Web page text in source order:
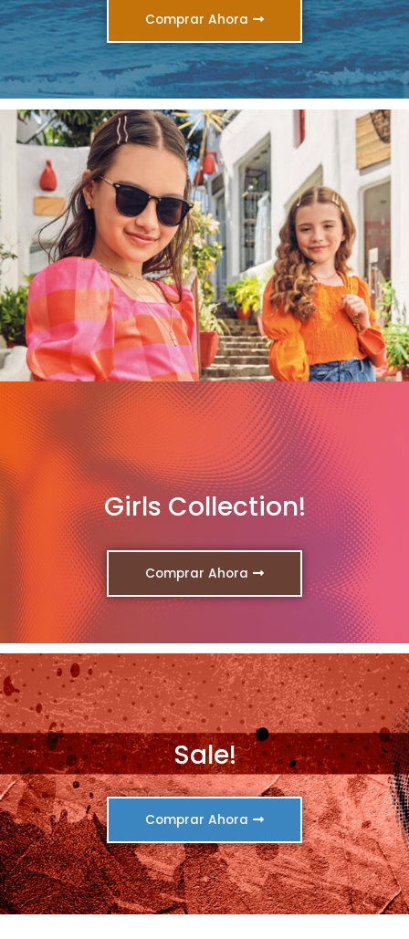
Comprar Ahora
Girls Collection!
Comprar Ahora
Sale!
Comprar Ahora